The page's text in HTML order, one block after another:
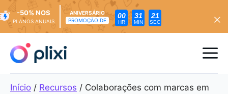
para
conteúdo
-50% NOS
PLANOS ANUAIS
ANIVERSÁRIO
PROMOÇÃO DE
00
HR
31
MIN
19
SEC
Início / Recursos / Colaborações com marcas em